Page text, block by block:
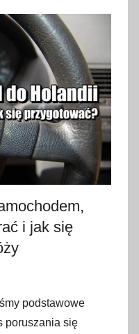
i jak się
podstawowe
poruszania się